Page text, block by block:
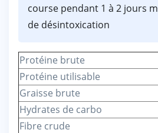
course pendant 1 à 2 jours
de désintoxication
Protéine brute
Protéine utilisable
Graisse brute
Hydrates de carbo
Fibre crude